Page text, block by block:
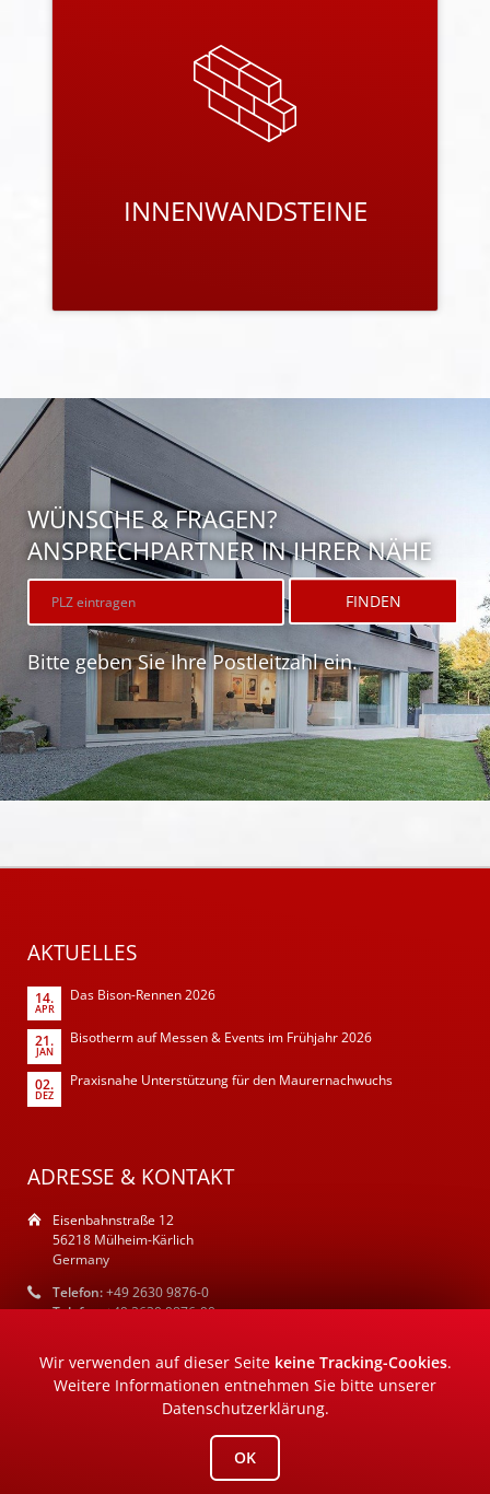
Unsere Steinprogramme für die Innenwände
tragen entscheidend zum Qualitätsniveau des
gesamten Hauses bei und sind perfekt auf die
weiteren Baustoffe abgestimmt.
WÜNSCHE & FRAGEN?
ANSPRECHPARTNER IN IHRER NÄHE
Bitte geben Sie Ihre Postleitzahl ein.
AKTUELLES
14.
APR
Das Bison-Rennen 2026
21.
JAN
Bisotherm auf Messen & Events im Frühjahr 2026
02.
DEZ
Praxisnahe Unterstützung für den Maurernachwuchs
ADRESSE & KONTAKT
Eisenbahnstraße 12
56218 Mülheim-Kärlich
Germany
Telefon:+49 2630 9876-0
Telefax:+49 2630 9876-90
Datenschutz
Wir verwenden auf dieser Seite keine Tracking-Cookies.
Weitere Informationen entnehmen Sie bitte unserer
Datenschutzerklärung.
OK